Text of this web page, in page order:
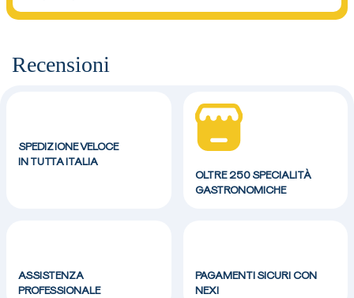
Recensioni
SPEDIZIONE VELOCE
IN TUTTA ITALIA
OLTRE 250 SPECIALITÀ
GASTRONOMICHE
ASSISTENZA
PROFESSIONALE
PAGAMENTI SICURI CON
NEXI